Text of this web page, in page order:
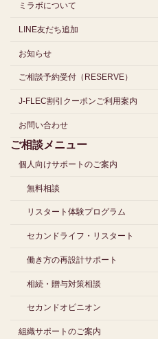
ミラボについて
LINE友だち追加
お知らせ
ご相談予約受付（RESERVE）
J-FLEC割引クーポンご利用案内
お問い合わせ
ご相談メニュー
個人向けサポートのご案内
無料相談
リスタート体験プログラム
セカンドライフ・リスタート
働き方の再設計サポート
相続・贈与対策相談
セカンドオピニオン
組織サポートのご案内